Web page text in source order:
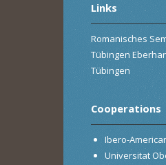
Links
Romanisches
Tübingen
Tübingen
Cooperations
Ibero-
Universitat